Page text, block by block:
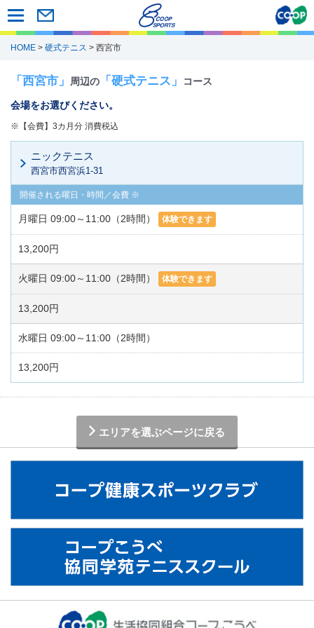
HOME > 硬式テニス > 西宮市
「西宮市」 周辺の 「硬式テニス」 コース
会場をお選びください。
※【会費】3カ月分 消費税込
ニックテニス
西宮市西宮浜1-31
月曜日 09:00～11:00（2時間） 体験できます
13,200円
火曜日 09:00～11:00（2時間） 体験できます
13,200円
水曜日 09:00～11:00（2時間）
13,200円
エリアを選ぶページに戻る